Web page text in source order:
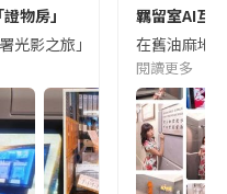
物房」
光影之旅｣展覽中,｢雜差房｣是
羈留室AI互
在舊油麻地
閱讀更多